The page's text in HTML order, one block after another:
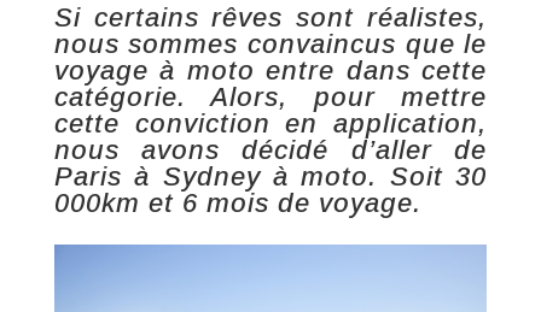
Si certains rêves sont réalistes,
nous sommes convaincus que le
voyage à moto entre dans cette
catégorie. Alors, pour mettre
cette conviction en application,
nous avons décidé d’aller de
Paris à Sydney à moto. Soit 30
000km et 6 mois de voyage.